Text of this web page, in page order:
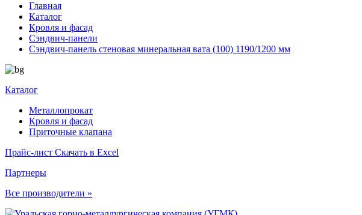
Главная
Каталог
Кровля и фасад
Сэндвич-панели
Сэндвич-панель стеновая минеральная вата (100) 1190/1200 мм
Каталог
Металлопрокат
Кровля и фасад
Приточные клапана
Прайс-лист Скачать в Excel
Партнеры
Все производители »